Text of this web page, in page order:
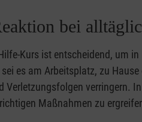
bei
Kurs ist entscheidend, um
es am Arbeitsplatz, zu
Verletzungsfolgen verringern.
Maßnahmen zu